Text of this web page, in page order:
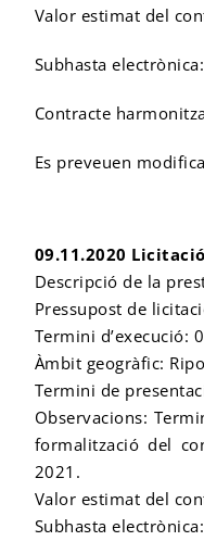
Valor estimat del
Subhasta
Contracte
Es preveuen
09.11.2020
Descripció de la
Pressupost de
Termini d’execució:
Àmbit geogràfic:
Termini de
Observacions:
formalització del
2021.
Valor estimat del
Subhasta